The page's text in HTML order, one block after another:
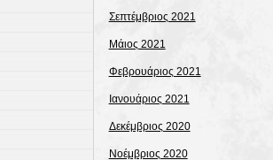
Σεπτέμβριος 2021
Μάιος 2021
Φεβρουάριος 2021
Ιανουάριος 2021
Δεκέμβριος 2020
Νοέμβριος 2020